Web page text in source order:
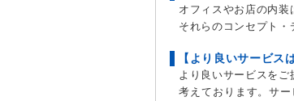
オフィスやお店の内装
それらのコンセプト・
【より良いサービス
より良いサービスを
考えております。サ